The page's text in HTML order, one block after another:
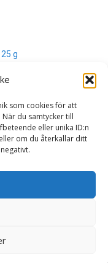
som cookies för att
du samtycker till
eller unika ID:n
om du återkallar ditt
g